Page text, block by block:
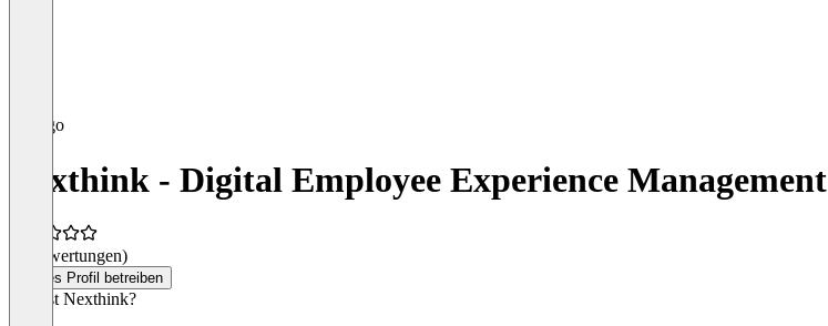
Nexthink - Digital Employee Experience Management
(0 Bewertungen)
Dieses Profil betreiben
Was ist Nexthink?